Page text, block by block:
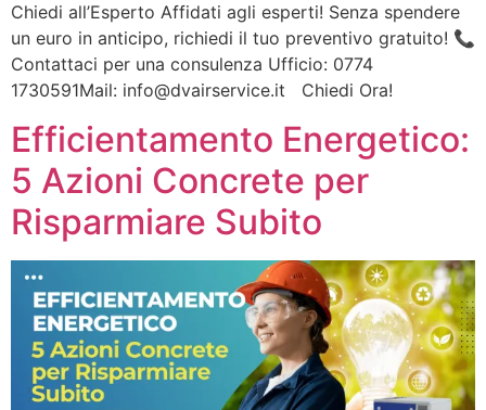
Chiedi all’Esperto Affidati agli esperti! Senza spendere
un euro in anticipo, richiedi il tuo preventivo gratuito! 📞
Contattaci per una consulenza Ufficio: 0774
1730591Mail: info@dvairservice.it Chiedi Ora!
Efficientamento Energetico:
5 Azioni Concrete per
Risparmiare Subito